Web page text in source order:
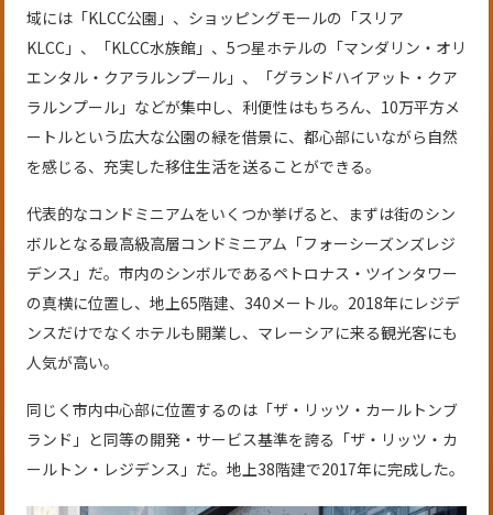
域には「KLCC公園」、ショッピングモールの「スリア
KLCC」、「KLCC水族館」、5つ星ホテルの「マンダリン・オリ
エンタル・クアラルンプール」、「グランドハイアット・クア
ラルンプール」などが集中し、利便性はもちろん、10万平方メ
ートルという広大な公園の緑を借景に、都心部にいながら自然
を感じる、充実した移住生活を送ることができる。
代表的なコンドミニアムをいくつか挙げると、まずは街のシン
ボルとなる最高級高層コンドミニアム「フォーシーズンズレジ
デンス」だ。市内のシンボルであるペトロナス・ツインタワー
の真横に位置し、地上65階建、340メートル。2018年にレジデ
ンスだけでなくホテルも開業し、マレーシアに来る観光客にも
人気が高い。
同じく市内中心部に位置するのは「ザ・リッツ・カールトンブ
ランド」と同等の開発・サービス基準を誇る「ザ・リッツ・カ
ールトン・レジデンス」だ。地上38階建で2017年に完成した。